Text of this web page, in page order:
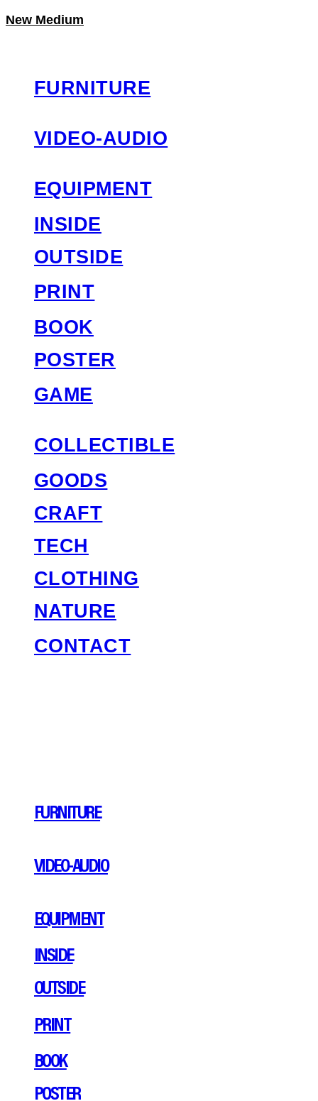
New Medium
FURNITURE
VIDEO-AUDIO
EQUIPMENT
INSIDE
OUTSIDE
PRINT
BOOK
POSTER
GAME
COLLECTIBLE
GOODS
CRAFT
TECH
CLOTHING
NATURE
CONTACT
FURNITURE
VIDEO-AUDIO
EQUIPMENT
INSIDE
OUTSIDE
PRINT
BOOK
POSTER